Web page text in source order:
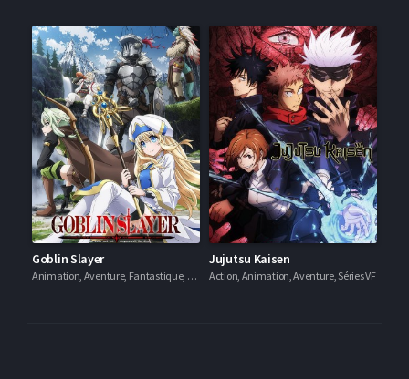
Goblin Slayer
Animation, Aventure, Fantastique, Séries VF
Jujutsu Kaisen
Action, Animation, Aventure, Séries VF